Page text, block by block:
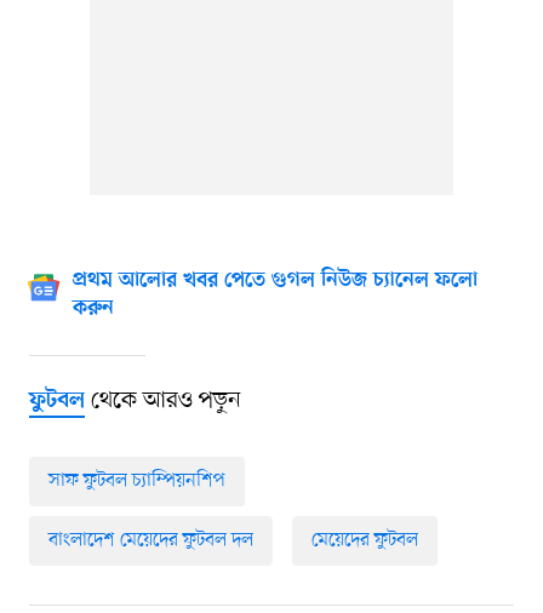
প্রথম আলোর খবর পেতে গুগল নিউজ চ্যানেল ফলো
করুন
ফুটবলথেকে আরও পড়ুন
সাফ ফুটবল চ্যাম্পিয়নশিপ
বাংলাদেশ মেয়েদের ফুটবল দল মেয়েদের ফুটবল